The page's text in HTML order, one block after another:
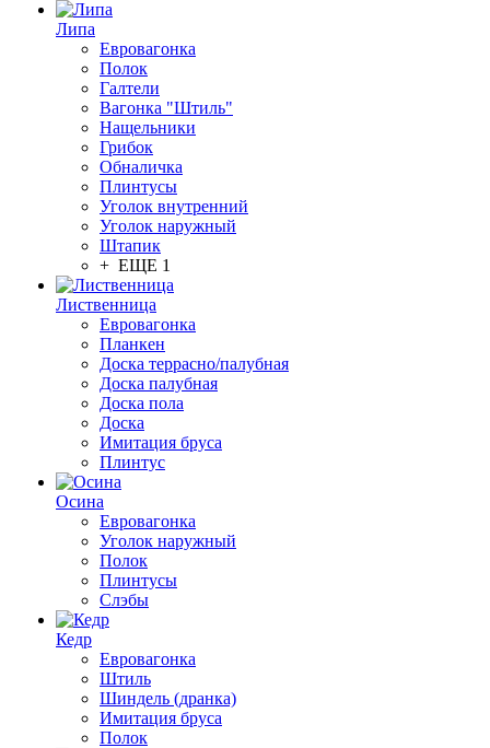
Липа
Евровагонка
Полок
Галтели
Вагонка "Штиль"
Нащельники
Грибок
Обналичка
Плинтусы
Уголок внутренний
Уголок наружный
Штапик
+ ЕЩЕ 1
Лиственница
Евровагонка
Планкен
Доска террасно/палубная
Доска палубная
Доска пола
Доска
Имитация бруса
Плинтус
Осина
Евровагонка
Уголок наружный
Полок
Плинтусы
Слэбы
Кедр
Евровагонка
Штиль
Шиндель (дранка)
Имитация бруса
Полок